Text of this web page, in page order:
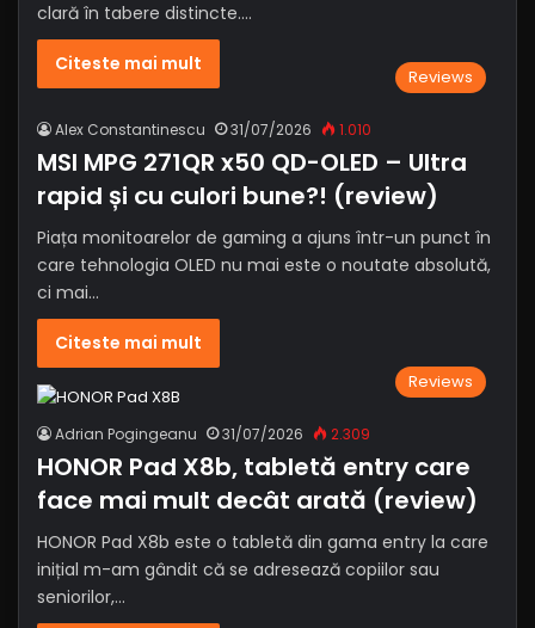
clară în tabere distincte.…
Citeste mai mult
Reviews
Alex Constantinescu 31/07/2026 1.010
MSI MPG 271QR x50 QD-OLED – Ultra
rapid și cu culori bune?! (review)
Piața monitoarelor de gaming a ajuns într-un punct în
care tehnologia OLED nu mai este o noutate absolută,
ci mai…
Citeste mai mult
Reviews
Adrian Pogingeanu 31/07/2026 2.309
HONOR Pad X8b, tabletă entry care
face mai mult decât arată (review)
HONOR Pad X8b este o tabletă din gama entry la care
inițial m-am gândit că se adresează copiilor sau
seniorilor,…